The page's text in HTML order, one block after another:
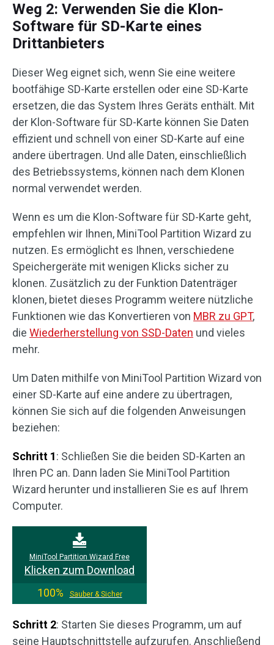
Weg 2: Verwenden Sie die Klon-
Software für SD-Karte eines
Drittanbieters
Dieser Weg eignet sich, wenn Sie eine weitere
bootfähige SD-Karte erstellen oder eine SD-Karte
ersetzen, die das System Ihres Geräts enthält. Mit
der Klon-Software für SD-Karte können Sie Daten
effizient und schnell von einer SD-Karte auf eine
andere übertragen. Und alle Daten, einschließlich
des Betriebssystems, können nach dem Klonen
normal verwendet werden.
Wenn es um die Klon-Software für SD-Karte geht,
empfehlen wir Ihnen, MiniTool Partition Wizard zu
nutzen. Es ermöglicht es Ihnen, verschiedene
Speichergeräte mit wenigen Klicks sicher zu
klonen. Zusätzlich zu der Funktion Datenträger
klonen, bietet dieses Programm weitere nützliche
Funktionen wie das Konvertieren von MBR zu GPT,
die Wiederherstellung von SSD-Daten und vieles
mehr.
Um Daten mithilfe von MiniTool Partition Wizard von
einer SD-Karte auf eine andere zu übertragen,
können Sie sich auf die folgenden Anweisungen
beziehen:
Schritt 1: Schließen Sie die beiden SD-Karten an
Ihren PC an. Dann laden Sie MiniTool Partition
Wizard herunter und installieren Sie es auf Ihrem
Computer.
MiniTool Partition Wizard Free
Klicken zum Download
100%
Sauber & Sicher
Schritt 2: Starten Sie dieses Programm, um auf
seine Hauptschnittstelle aufzurufen. Anschließend